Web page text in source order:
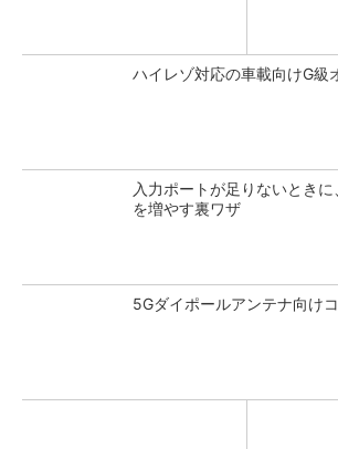
ハイレゾ対応の車載向けG級
入力ポートが足りないとき
を増やす裏ワザ
5Gダイポールアンテナ向け